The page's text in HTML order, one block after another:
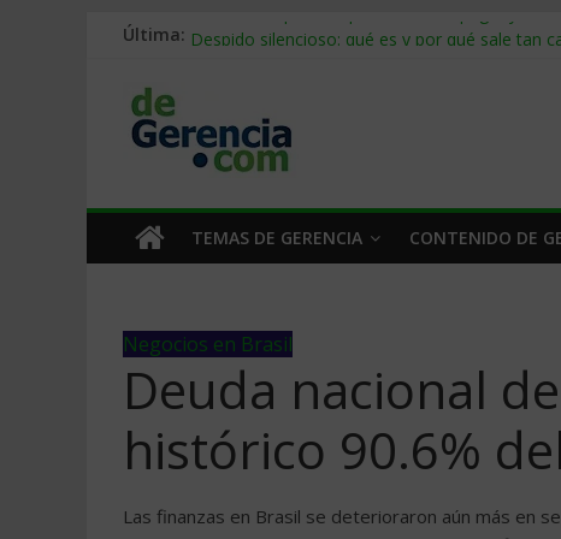
Última: Stablecoins para empresas: cómo pagar y
Trabajo forzoso en la cadena de suministro:
Mercado hispano de EE. UU.: cómo
TEMAS DE GERENCIA CONTENIDO DE
Negocios en Brasil
Deuda nacional
histórico 90.6%
Las finanzas en Brasil se deterioraron aún más en